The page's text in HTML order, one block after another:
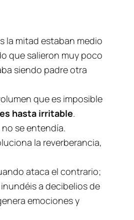
la mitad estaban medio
que salieron muy poco
siendo padre otra
que es imposible
es hasta irritable.
se entendía.
la reverberancia,
ataca el contrario;
a decibelios de
emociones y